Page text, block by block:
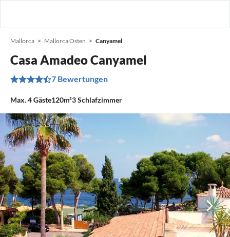
Mallorca Mallorca Osten Canyamel
Casa Amadeo Canyamel
7 Bewertungen
Max.4Gäste120m²3Schlafzimmer